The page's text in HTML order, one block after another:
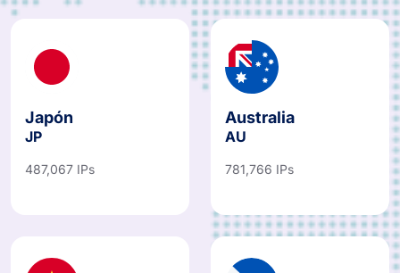
Japón
JP
487,067 IPs
Australia
AU
781,766 IPs